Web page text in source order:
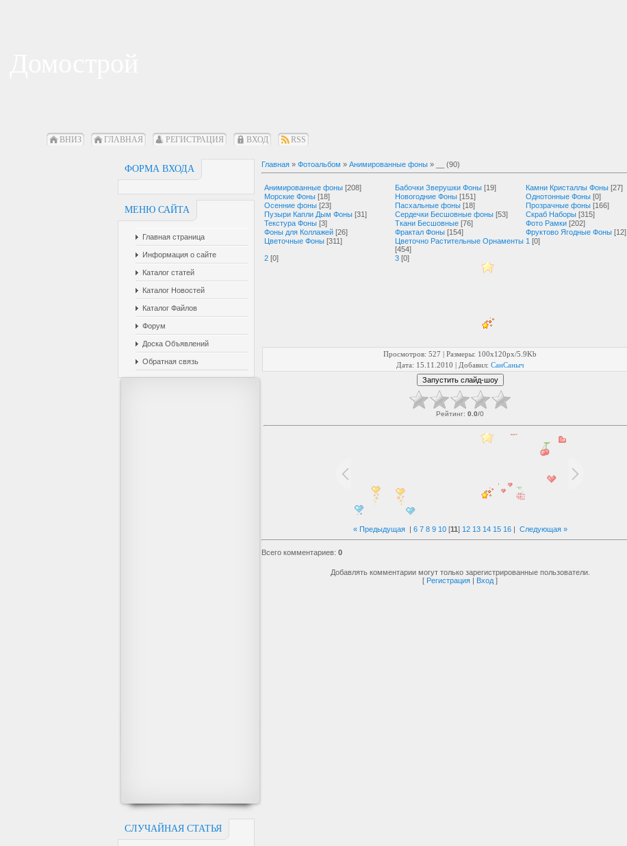
ВНИЗ ГЛАВНАЯ РЕГИСТРАЦИЯ ВХОД RSS
ФОРМА ВХОДА
МЕНЮ САЙТА
Главная страница
Информация о сайте
Каталог статей
Каталог Новостей
Каталог Файлов
Форум
Доска Объявлений
Обратная связь
СЛУЧАЙНАЯ СТАТЬЯ
Главная » Фотоальбом » Анимированные фоны » __ (90)
Анимированные фоны [208] Бабочки Зверушки Фоны [19] Камни Кристаллы Фоны [27]
Морские Фоны [18] Новогодние Фоны [151] Однотонные Фоны [0]
Осенние фоны [23] Пасхальные фоны [18] Прозрачные фоны [166]
Пузыри Капли Дым Фоны [31] Сердечки Бесшовные фоны [53] Скраб Наборы [315]
Текстура Фоны [3] Ткани Бесшовные [76] Фото Рамки [202]
Фоны для Коллажей [26] Фрактал Фоны [154] Фруктово Ягодные Фоны [12]
Цветочные Фоны [311]
Цветочно Растительные Орнаменты
[454]
1 [0]
2 [0] 3 [0]
Просмотров: 527 | Размеры: 100x120px/5.9Kb
Дата: 15.11.2010 | Добавил: СанСаныч
Рейтинг: 0.0/0
« Предыдущая| 6 7 8 9 10[11] 12 13 14 15 16| Следующая »
Всего комментариев: 0
Добавлять комментарии могут только зарегистрированные пользователи.
[ Регистрация | Вход ]